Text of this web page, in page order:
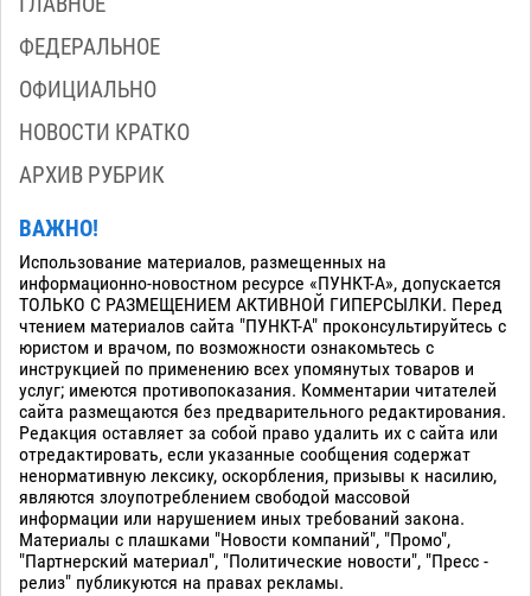
ФЕДЕРАЛЬНОЕ
ОФИЦИАЛЬНО
НОВОСТИ КРАТКО
АРХИВ РУБРИК
ВАЖНО!
Использование материалов, размещенных на
информационно-новостном ресурсе «ПУНКТ-А», допускается
ТОЛЬКО С РАЗМЕЩЕНИЕМ АКТИВНОЙ ГИПЕРСЫЛКИ. Перед
чтением материалов сайта "ПУНКТ-А" проконсультируйтесь с
юристом и врачом, по возможности ознакомьтесь с
инструкцией по применению всех упомянутых товаров и
услуг; имеются противопоказания. Комментарии читателей
сайта размещаются без предварительного редактирования.
Редакция оставляет за собой право удалить их с сайта или
отредактировать, если указанные сообщения содержат
ненормативную лексику, оскорбления, призывы к насилию,
являются злоупотреблением свободой массовой
информации или нарушением иных требований закона.
Материалы с плашками "Новости компаний", "Промо",
"Партнерский материал", "Политические новости", "Пресс -
релиз" публикуются на правах рекламы.